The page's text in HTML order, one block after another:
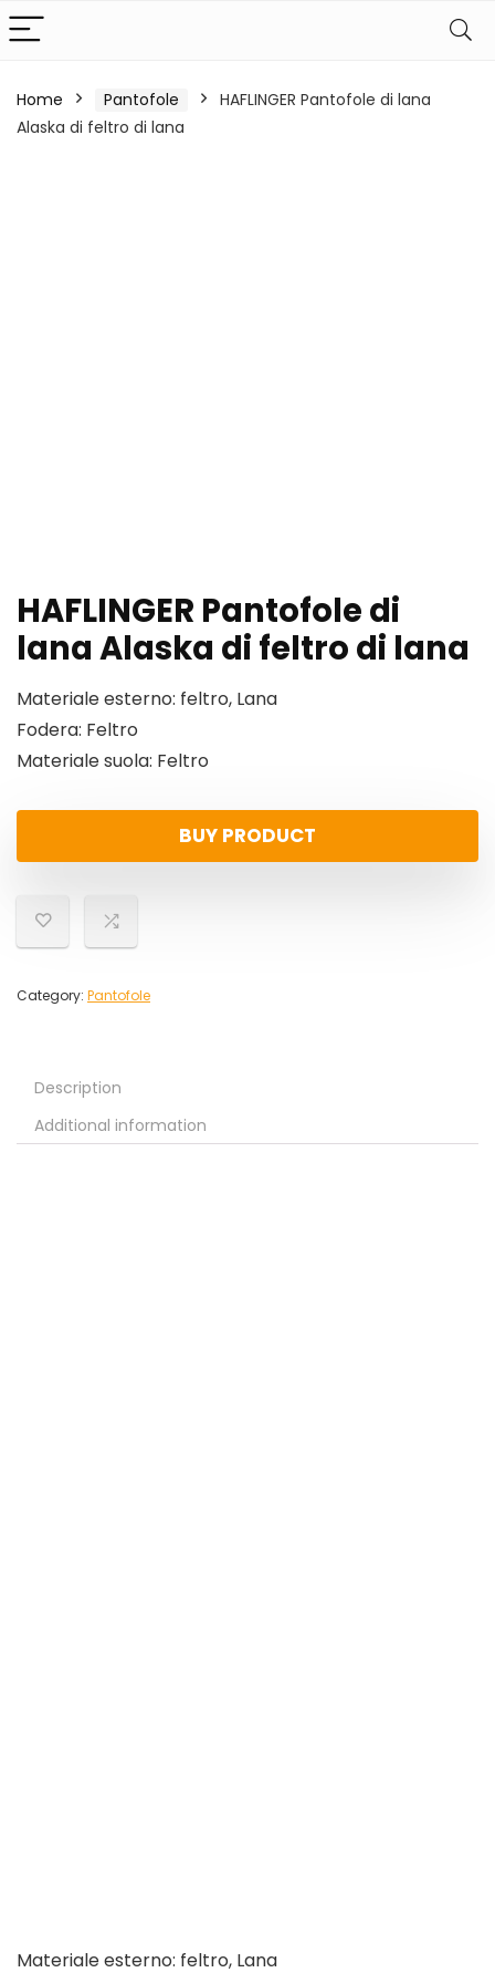
Home Pantofole
HAFLINGER Pantofole di lana
Alaska di feltro di lana
HAFLINGER Pantofole di
lana Alaska di feltro di lana
Materiale esterno: feltro, Lana
Fodera: Feltro
Materiale suola: Feltro
BUY PRODUCT
Category: Pantofole
Description
Additional information
Materiale esterno: feltro, Lana